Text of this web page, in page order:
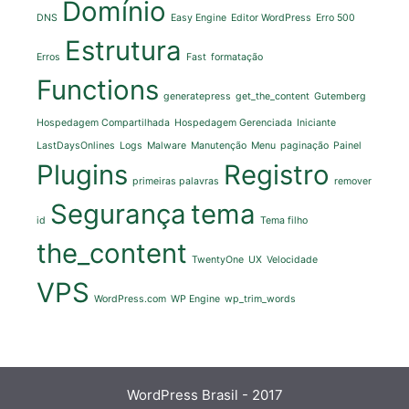
DNS Domínio Easy Engine Editor WordPress Erro 500
Erros Estrutura Fast formatação
Functions generatepress get_the_content Gutemberg
Hospedagem Compartilhada Hospedagem Gerenciada Iniciante
LastDaysOnlines Logs Malware Manutenção Menu paginação Painel
Plugins primeiras palavras Registro remover
id Segurança tema Tema filho
the_content TwentyOne UX Velocidade
VPS WordPress.com WP Engine wp_trim_words
WordPress Brasil - 2017